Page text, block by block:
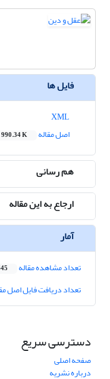
فایل ها
اصل مقاله
990.34 K
هم رسانی
ارجاع به این مقاله
آمار
تعداد مشاهده مقاله
تعداد دریافت فایل اصل
دسترسی سریع
صفحه اصلی
درباره نشریه